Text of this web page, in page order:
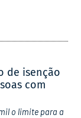
de isenção
com
o limite para a